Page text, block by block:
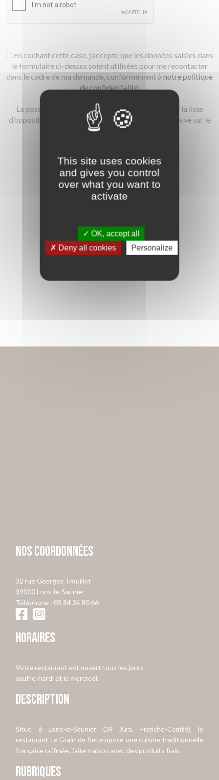
En cochant cette case, j’accepte que les données saisies dans
le formulaire ci-dessus soient utilisées pour me recontacter
dans le cadre de ma demande, conformément à notre politique
de confidentialité.
La possibilité vous est offerte de vous inscrire sur la liste
d’opposition au démarchage téléphonique qui se trouve sur le
site Internetwww.bloctel.gouv.fr
ENVOYER
Nos coordonnées
32 rue Georges Trouillot
39000 Lons-le-Saunier
Téléphone : 03 84 24 80 66
Horaires
Votre restaurant est ouvert tous les jours
sauf le mardi et le mercredi.
Description
Situé à Lons-le-Saunier (39 Jura, Franche-Comté), le
restaurant Le Grain de Sel propose une cuisine traditionnelle
française raffinée, faite maison avec des produits frais.
Rubriques
This site uses cookies
and gives you control
over what you want to
activate
OK, accept all
Deny all cookies
Personalize